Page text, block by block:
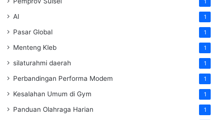
1
AI 1
Pasar Global 1
Menteng Kleb 1
silaturahmi daerah 1
Perbandingan Performa Modem 1
Kesalahan Umum di Gym 1
Panduan Olahraga Harian 1